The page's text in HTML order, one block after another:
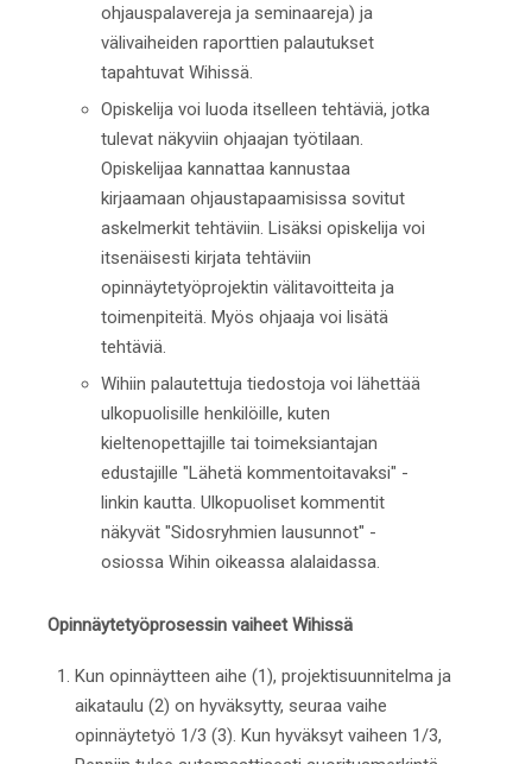
ohjauspalavereja ja seminaareja) ja
välivaiheiden raporttien palautukset
tapahtuvat Wihissä.
Opiskelija voi luoda itselleen tehtäviä, jotka
tulevat näkyviin ohjaajan työtilaan.
Opiskelijaa kannattaa kannustaa
kirjaamaan ohjaustapaamisissa sovitut
askelmerkit tehtäviin. Lisäksi opiskelija voi
itsenäisesti kirjata tehtäviin
opinnäytetyöprojektin välitavoitteita ja
toimenpiteitä. Myös ohjaaja voi lisätä
tehtäviä.
Wihiin palautettuja tiedostoja voi lähettää
ulkopuolisille henkilöille, kuten
kieltenopettajille tai toimeksiantajan
edustajille "Lähetä kommentoitavaksi" -
linkin kautta. Ulkopuoliset kommentit
näkyvät "Sidosryhmien lausunnot" -
osiossa Wihin oikeassa alalaidassa.
Opinnäytetyöprosessin vaiheet Wihissä
Kun opinnäytteen aihe (1), projektisuunnitelma ja
aikataulu (2) on hyväksytty, seuraa vaihe
opinnäytetyö 1/3 (3). Kun hyväksyt vaiheen 1/3,